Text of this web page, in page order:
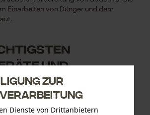
Einarbeiten von Dünger und dem
und
zur
Dienste von Drittanbietern